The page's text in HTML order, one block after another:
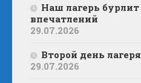
Наш лагерь бурлит
впечатлений
29.07.2026
Второй день лагеря
29.07.2026